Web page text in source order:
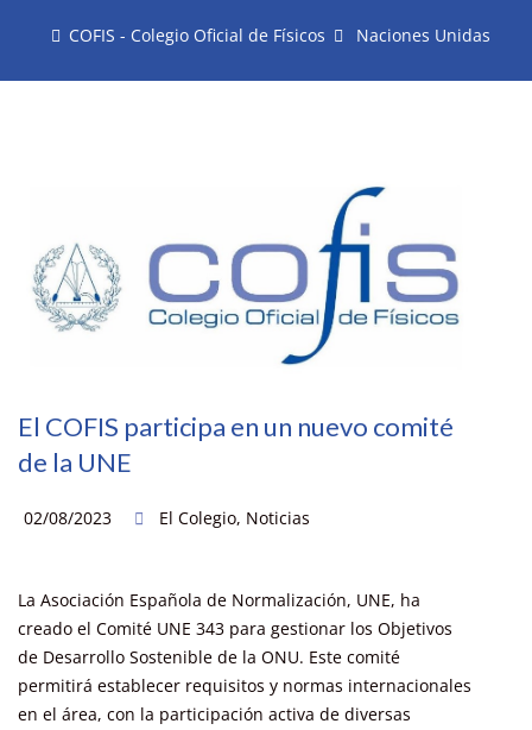
COFIS - Colegio Oficial de Físicos Naciones Unidas
El COFIS participa en un nuevo comité
de la UNE
02/08/2023 El Colegio, Noticias
La Asociación Española de Normalización, UNE, ha
creado el Comité UNE 343 para gestionar los Objetivos
de Desarrollo Sostenible de la ONU. Este comité
permitirá establecer requisitos y normas internacionales
en el área, con la participación activa de diversas